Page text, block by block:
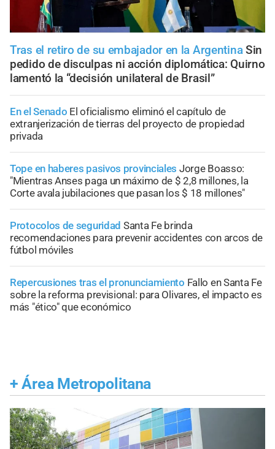
Tras el retiro de su embajador en la Argentina Sin
pedido de disculpas ni acción diplomática: Quirno
lamentó la “decisión unilateral de Brasil”
En el Senado El oficialismo eliminó el capítulo de
extranjerización de tierras del proyecto de propiedad
privada
Tope en haberes pasivos provinciales Jorge Boasso:
"Mientras Anses paga un máximo de $ 2,8 millones, la
Corte avala jubilaciones que pasan los $ 18 millones"
Protocolos de seguridad Santa Fe brinda
recomendaciones para prevenir accidentes con arcos de
fútbol móviles
Repercusiones tras el pronunciamiento Fallo en Santa Fe
sobre la reforma previsional: para Olivares, el impacto es
más "ético" que económico
+ Área Metropolitana